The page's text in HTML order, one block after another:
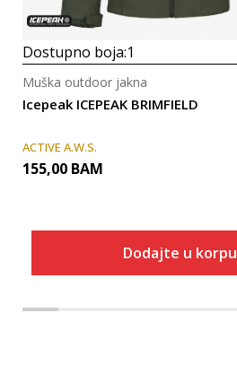
Dostupno boja:1
Icepeak ICEPEAK BRIMFIELD
Muška outdoor jakna
ACTIVE A.W.S.
155,00 BAM
Dodajte u korpu